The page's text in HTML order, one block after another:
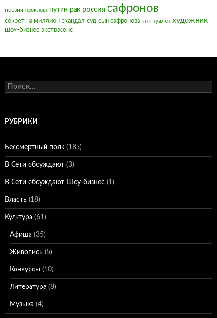
поэзия проклова путин рак россия сафронов
секрет на миллион скандал суд сын сафронова тнт туалет художник
шоу-бизнес экстрасенс
Найти:
РУБРИКИ
Бессмертный полк (185)
В Сети обсуждают (3)
В Сети обсуждают Шоу-бизнес (1)
Власть (18)
Культура (61)
Афиша (35)
Живопись (5)
Конкурсы (10)
Литература (8)
Музыка (4)